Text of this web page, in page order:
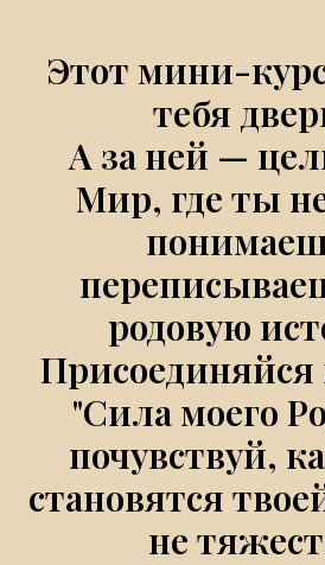
Этот мини-
тебя
А за ней —
Мир, где ты
родовую
Присоединяйся
"Сила моего
почувствуй,
становятся
не